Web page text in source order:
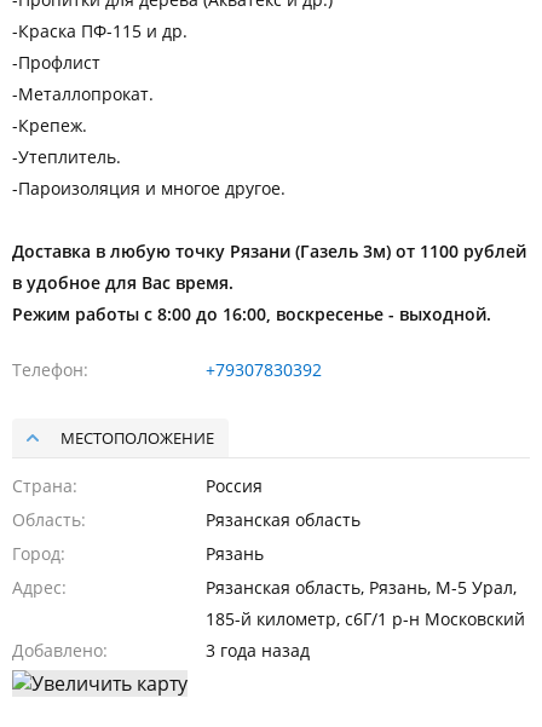
-Краска ПФ-115 и др.
-Профлист
-Металлопрокат.
-Крепеж.
-Утеплитель.
-Пароизоляция и многое другое.
Доставка в любую точку Рязани (Газель 3м) от 1100 рублей
в удобное для Вас время.
Режим работы с 8:00 до 16:00, воскресенье - выходной.
Телефон +79307830392
МЕСТОПОЛОЖЕНИЕ
Страна
Россия
Область
Рязанская область
Город
Рязань
Адрес
Рязанская область, Рязань, М-5 Урал,
185-й километр, с6Г/1 р-н Московский
Добавлено
3 года назад